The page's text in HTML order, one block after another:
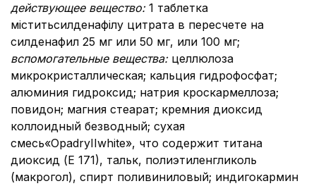
действующее вещество: 1 таблетка
міститьсилденафілу цитрата в пересчете на
силденафил 25 мг или 50 мг, или 100 мг;
вспомогательные вещества: целлюлоза
микрокристаллическая; кальция гидрофосфат;
алюминия гидроксид; натрия кроскармеллоза;
повидон; магния стеарат; кремния диоксид
коллоидный безводный; сухая
смесь«OpadryIIwhite», что содержит титана
диоксид (Е 171), тальк, полиэтиленгликоль
(макрогол), спирт поливиниловый; индигокармин